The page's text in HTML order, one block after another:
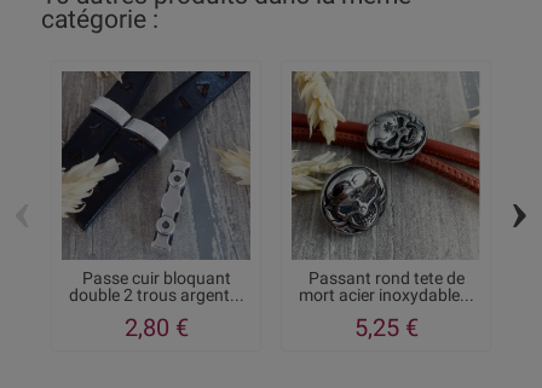
catégorie :
Passe cuir bloquant
double 2 trous argent...
2,80 €
Passant rond tete de
mort acier inoxydable...
5,25 €
›